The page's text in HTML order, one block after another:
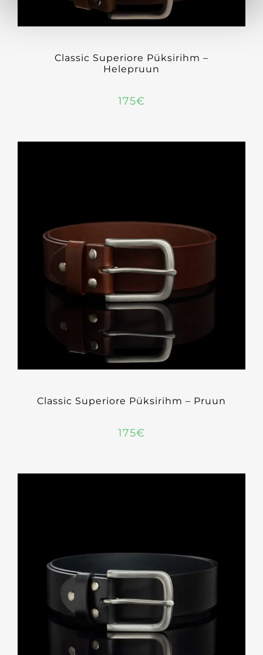
Classic Superiore Püksirihm –
Helepruun
175€
Classic Superiore Püksirihm – Pruun
175€